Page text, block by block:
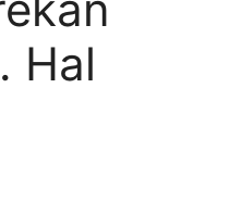
Hal